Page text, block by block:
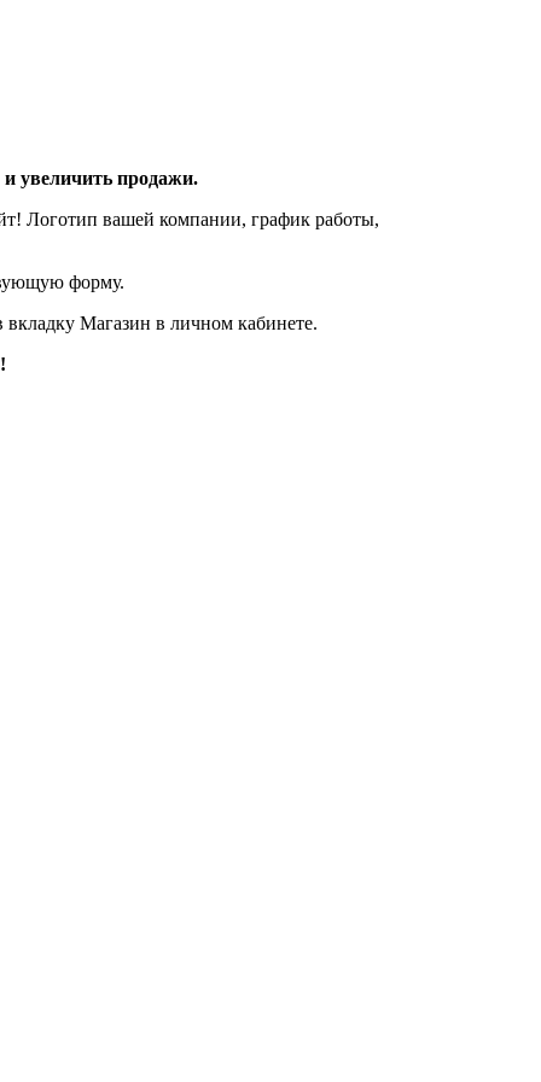
увеличить продажи.
Логотип вашей компании, график работы,
форму.
вкладку Магазин в личном кабинете.